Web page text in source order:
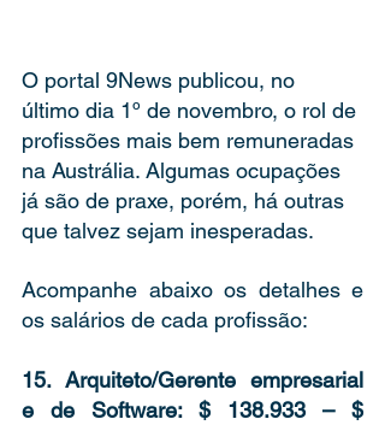
O portal 9News publicou, no
último dia 1º de novembro, o rol de
profissões mais bem remuneradas
na Austrália. Algumas ocupações
já são de praxe, porém, há outras
que talvez sejam inesperadas.
Acompanhe abaixo os detalhes e
os salários de cada profissão:
15. Arquiteto/Gerente empresarial
e de Software: $ 138.933 – $